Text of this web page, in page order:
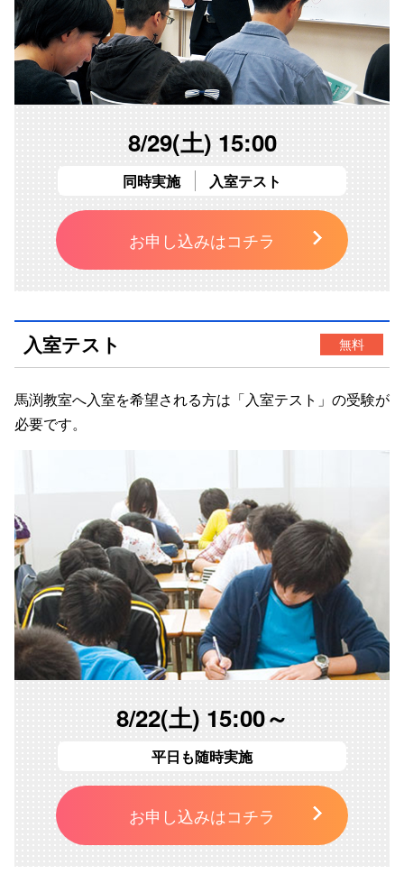
8/29(土) 15:00
同時実施 入室テスト
お申し込みはコチラ
入室テスト 無料
馬渕教室へ入室を希望される方は「入室テスト 」の受験が
必要です。
8/22(土) 15:00～
平日も随時実施
お申し込みはコチラ